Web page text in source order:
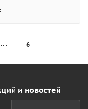
6
и новостей